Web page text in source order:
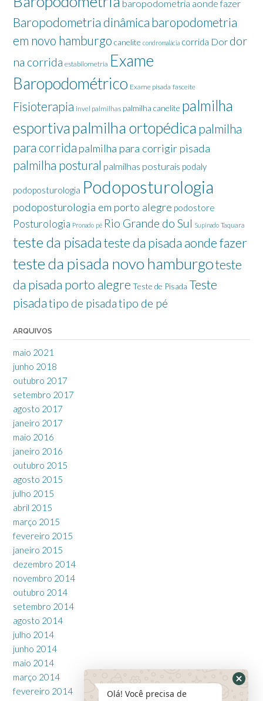
baropodometria aonde fazer
Baropodometria dinâmica baropodometria
em novo hamburgo canelite condromalácia corrida Dor dor
na corrida estabilometria Exame
Baropodométrico Exame pisada fasceite
Fisioterapia invel palmilhas palmilha canelite palmilha
esportiva palmilha ortopédica palmilha
para corrida palmilha para corrigir pisada
palmilha postural palmilhas posturais podaly
podoposturologia Podoposturologia
podoposturologia em porto alegre podostore
Posturologia Pronado pé Rio Grande do Sul Supinado Taquara
teste da pisadateste da pisada aonde fazer
teste da pisada novo hamburgoteste
da pisada porto alegre Teste de Pisada Teste
pisadatipo de pisadatipo de pé
ARQUIVOS
maio 2021
junho 2018
outubro 2017
setembro 2017
agosto 2017
janeiro 2017
maio 2016
janeiro 2016
outubro 2015
agosto 2015
julho 2015
abril 2015
março 2015
fevereiro 2015
janeiro 2015
dezembro 2014
novembro 2014
outubro 2014
setembro 2014
agosto 2014
julho 2014
junho 2014
maio 2014
março 2014
fevereiro 2014
Olá! Você precisa de